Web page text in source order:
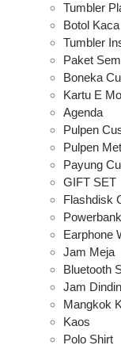
Tumbler
Botol Kaca
Tumbler
Paket
Boneka
Kartu E
Agenda
Pulpen
Pulpen
Payung
GIFT SET
Flashdisk
Earphone
Jam Meja
Bluetooth
Jam
Mangkok
Kaos
Polo Shirt